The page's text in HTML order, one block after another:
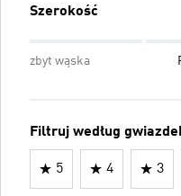
Szerokość
zbyt wąska
Filtruj według
5 4 3